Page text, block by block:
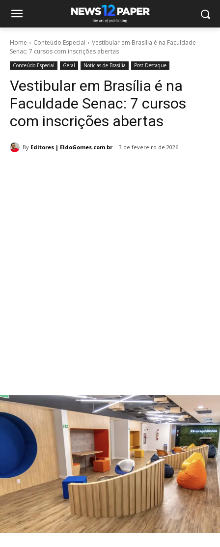
Home Conteúdo Especial
Vestibular em Brasília é na Faculdade
Senac: 7 cursos com inscrições abertas
Conteúdo Especial Geral Notícias de Brasília Post Destaque
Vestibular em Brasília é na
Faculdade Senac: 7 cursos
com inscrições abertas
By Editores | EldoGomes.com.br 3 de fevereiro de 2026